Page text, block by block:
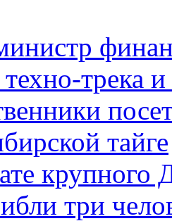
техно-трека
тайге
крупного
три